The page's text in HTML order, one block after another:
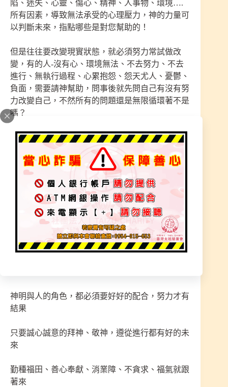
陷、迷失、心靈、傷心、精神、人事物、環境….
所有因素，導致無法承受的心理壓力，神的力量可
以判斷未來，指點哪些是對您幫助的！
但是往往要改變現實狀態，就必須努力常試做改
變，有的人-沒有心、環境無法、不去努力、不去
進行、無執行過程、心累抱怨、怨天尤人、憂鬱、
負面，需要請神幫助，問事後就先問自己有沒有努
力改變自己，不然所有的問題還是無限循環著不是
嗎？
給了方向，不去行不去走，那也是徒然的
給了指引，幾天就忘記，那更是多餘的
神明就像醫生一樣，每件事都是日積月累造成的問
題，信徒必須詳細訴說、神明聆聽、抽絲剝繭、判
斷、化解、指點、醫治、保健之路，問對問題-神
明對症下藥，這些過程都需要時間的轉化，也必須
有心的來找神明解憂與化解，會陪著您一步步找出
癥結。
神明與人的角色，都必須要好好的配合，努力才有
結果
只要誠心誠意的拜神、敬神，遵從進行都有好的未
來
勤種福田、善心奉獻、消業障、不貪求、福氣就跟
著來